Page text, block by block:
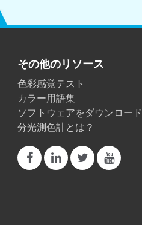
その他のリソース
色彩感覚テスト
カラー用語集
ソフトウェアをダウンロード
分光測色計とは？